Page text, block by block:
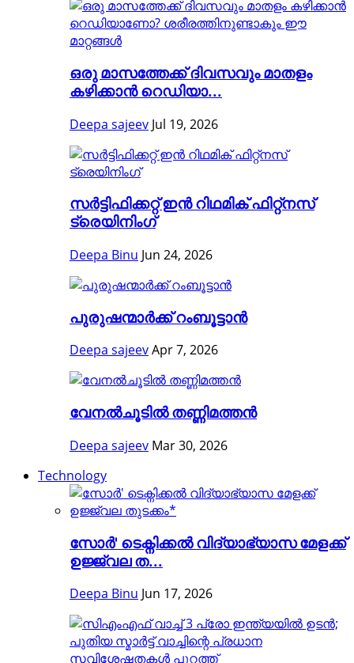
ഒരു മാസത്തേക്ക് ദിവസവും മാതളം
കഴിക്കാൻ റെഡിയാ...
Deepa sajeev Jul 19, 2026
സർട്ടിഫിക്കറ്റ് ഇൻ റിഥമിക് ഫിറ്റ്നസ്
ട്രെയിനിംഗ്
Deepa Binu Jun 24, 2026
പുരുഷന്മാർക്ക് റംബൂട്ടാൻ
Deepa sajeevApr 7, 2026
വേനൽചൂടിൽ തണ്ണിമത്തൻ
Deepa sajeev Mar 30, 2026
Technology
സോർ' ടെക്നിക്കൽ വിദ്യാഭ്യാസ മേളക്ക്
ഉജ്ജ്വല ത...
Deepa Binu Jun 17, 2026